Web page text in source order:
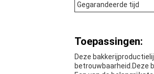
Gegarandeerde tijd
Toepassingen:
Deze
betrouwbaarheid.Deze